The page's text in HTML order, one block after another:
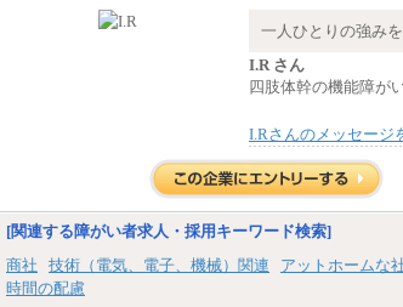
◆
円
（
00
〈
00
0
※
月
想
一人ひとりの強み
I.R さん
四肢体幹の機能障が
I.Rさんのメッセージ
[関連する障がい者求人・採用キーワード検索]
商社
技術（電気、電子、機械）関連 アットホームな
時間の配慮